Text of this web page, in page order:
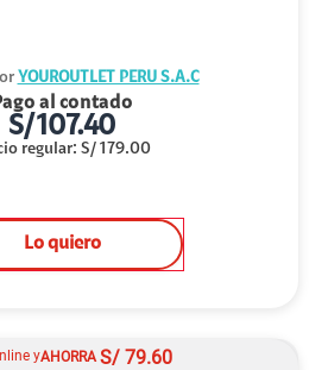
YOUROUTLET PERU S.A.C
al contado
S/107.40
regular: S/ 179.00
Lo quiero
yAHORRA S/ 79.60